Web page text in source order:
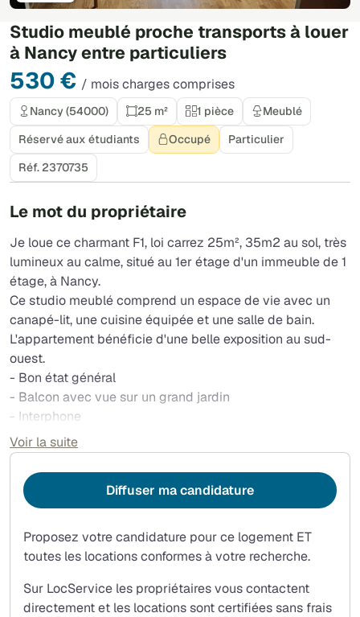
Studio meublé proche transports à louer
à Nancy entre particuliers
530 € / mois charges comprises
Nancy (54000) 25 m² 1 pièce
Meublé
Réservé aux étudiants
Occupé
Particulier
Réf. 2370735
Le mot du propriétaire
Je loue ce charmant F1, loi carrez 25m², 35m2 au sol, très
lumineux au calme, situé au 1er étage d'un immeuble de 1
étage, à Nancy.
Ce studio meublé comprend un espace de vie avec un
canapé-lit, une cuisine équipée et une salle de bain.
L'appartement bénéficie d'une belle exposition au sud-
ouest.
- Bon état général
- Balcon avec vue sur un grand jardin
- Interphone
L'appartement est situé dans un quartier calme et
agréable, à proximité des commerces et des transports
en commun.
Chauffage électrique. Classe énergie C - Classe climat B.
Voir la suite
Proposez votre candidature pour ce logement ET
toutes les locations conformes à votre recherche.
Sur LocService les propriétaires vous contactent
directement et les locations sont certifiées sans frais
Diffuser ma candidature